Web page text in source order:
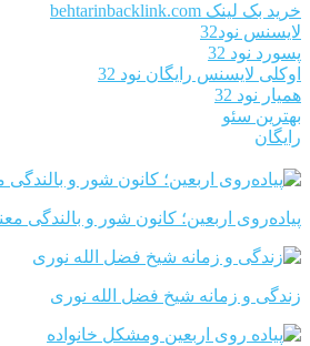
خرید بک لینک behtarinbacklink.com
لایسنس نود32
پسورد نود 32
اوکلی لایسنس رایگان نود 32
همیار نود 32
بهترین سئو
رایگان
پیاده‌روی اربعین؛ کانون شور و بالندگی
زندگی و زمانه شیخ فضل الله نوری